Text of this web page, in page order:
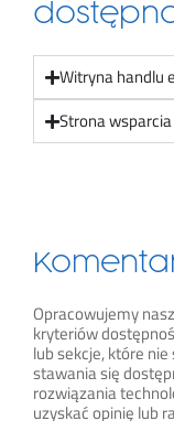
Witryna handlu
Strona
Opracowujemy
kryteriów
lub sekcje, które
stawania się
rozwiązania
uzyskać opinię lub